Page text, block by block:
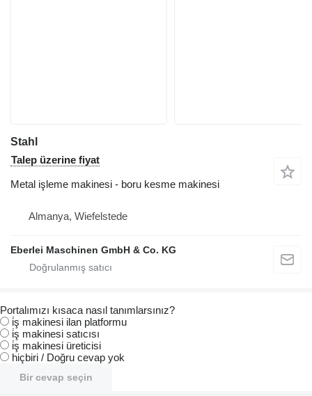
Stahl
Talep üzerine fiyat
Metal işleme makinesi - boru kesme makinesi
Almanya, Wiefelstede
Eberlei Maschinen GmbH & Co. KG
Portalımızı kısaca nasıl tanımlarsınız?
i̇ş makinesi ilan platformu
i̇ş makinesi satıcısı
i̇ş makinesi üreticisi
hiçbiri / Doğru cevap yok
Bir cevap seçin